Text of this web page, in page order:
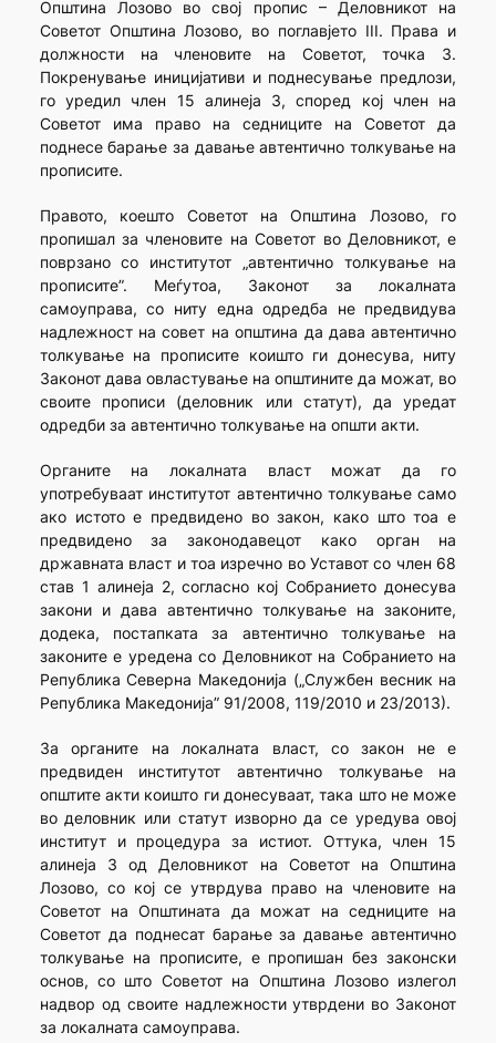
Општина Лозово во свој пропис – Деловникот на
Советот Општина Лозово, во поглавјето III. Права и
должности на членовите на Советот, точка 3.
Покренување иницијативи и поднесување предлози,
го уредил член 15 алинеја 3, според кој член на
Советот има право на седниците на Советот да
поднесе барање за давање автентично толкување на
прописите.
Правото, коешто Советот на Општина Лозово, го
пропишал за членовите на Советот во Деловникот, е
поврзано со институтот „автентично толкување на
прописите”. Меѓутоа, Законот за локалната
самоуправа, со ниту една одредба не предвидува
надлежност на совет на општина да дава автентично
толкување на прописите коишто ги донесува, ниту
Законот дава овластување на општините да можат, во
своите прописи (деловник или статут), да уредат
одредби за автентично толкување на општи акти.
Органите на локалната власт можат да го
употребуваат институтот автентично толкување само
ако истото е предвидено во закон, како што тоа е
предвидено за законодавецот како орган на
државната власт и тоа изречно во Уставот со член 68
став 1 алинеја 2, согласно кој Собранието донесува
закони и дава автентично толкување на законите,
додека, постапката за автентично толкување на
законите е уредена со Деловникот на Собранието на
Република Северна Македонија („Службен весник на
Република Македонија” 91/2008, 119/2010 и 23/2013).
За органите на локалната власт, со закон не е
предвиден институтот автентично толкување на
општите акти коишто ги донесуваат, така што не може
во деловник или статут изворно да се уредува овој
институт и процедура за истиот. Оттука, член 15
алинеја 3 од Деловникот на Советот на Општина
Лозово, со кој се утврдува право на членовите на
Советот на Општината да можат на седниците на
Советот да поднесат барање за давање автентично
толкување на прописите, е пропишан без законски
основ, со што Советот на Општина Лозово излегол
надвор од своите надлежности утврдени во Законот
за локалната самоуправа.